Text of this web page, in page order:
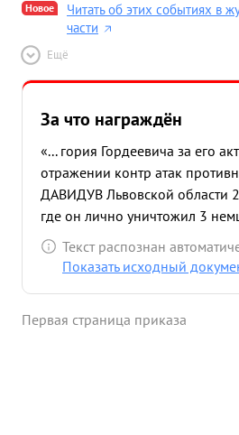
Новое
Читать об этих событиях в
части
Ещё
За что награждён
«... гория Гордеевича за его
отражении контр атак
ДАВИДУВ Львовской области
где он лично уничтожил 3
Текст распознан
Показать исходный
Первая страница приказа